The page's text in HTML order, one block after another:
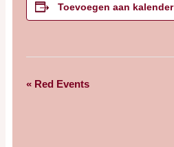
Toevoegen aan kalender
Evenement
« Red Events